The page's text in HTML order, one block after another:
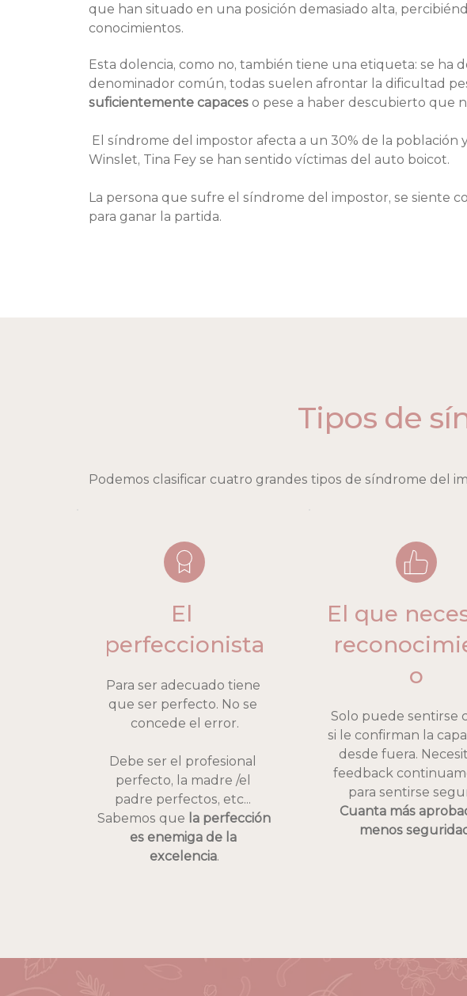
que han situado en una posición demasiado alta,
conocimientos.
Esta dolencia, como no, también tiene una etiqueta: se ha
denominador común, todas suelen afrontar la dificultad
suficientemente capaces o pese a haber descubierto que
El síndrome del impostor afecta a un 30% de la población
Winslet, Tina Fey se han sentido víctimas del auto boicot.
La persona que sufre el síndrome del impostor, se siente
para ganar la partida.
Tipos de
Podemos clasificar cuatro grandes tipos de síndrome del
El
perfeccionista
Para ser adecuado tiene
que ser perfecto. No se
concede el error.
Debe ser el profesional
perfecto, la madre /el
padre perfectos, etc...
Sabemos que la perfección
es enemiga de la
excelencia.
El que
o
Solo puede sentirse
si le confirman la
desde fuera.
feedback
Cuanta más
menos